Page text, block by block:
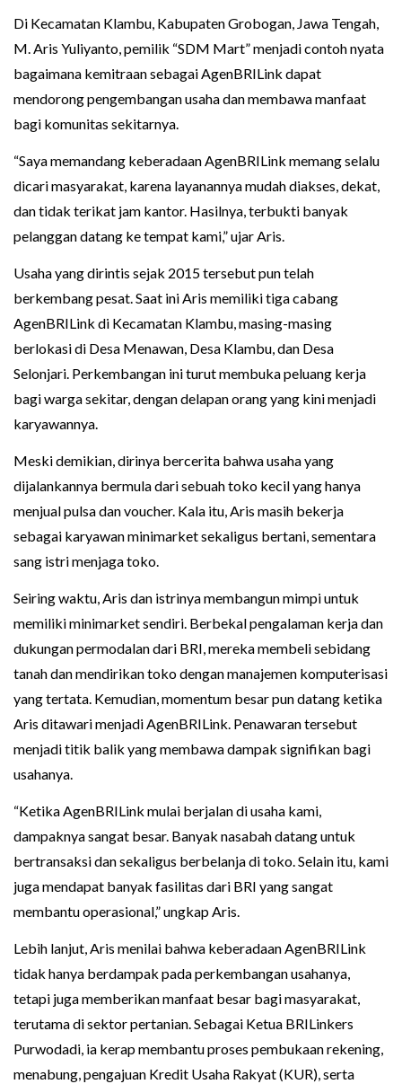
Di Kecamatan Klambu, Kabupaten Grobogan, Jawa Tengah,
M. Aris Yuliyanto, pemilik “SDM Mart” menjadi contoh nyata
bagaimana kemitraan sebagai AgenBRILink dapat
mendorong pengembangan usaha dan membawa manfaat
bagi komunitas sekitarnya.
“Saya memandang keberadaan AgenBRILink memang selalu
dicari masyarakat, karena layanannya mudah diakses, dekat,
dan tidak terikat jam kantor. Hasilnya, terbukti banyak
pelanggan datang ke tempat kami,” ujar Aris.
Usaha yang dirintis sejak 2015 tersebut pun telah
berkembang pesat. Saat ini Aris memiliki tiga cabang
AgenBRILink di Kecamatan Klambu, masing-masing
berlokasi di Desa Menawan, Desa Klambu, dan Desa
Selonjari. Perkembangan ini turut membuka peluang kerja
bagi warga sekitar, dengan delapan orang yang kini menjadi
karyawannya.
Meski demikian, dirinya bercerita bahwa usaha yang
dijalankannya bermula dari sebuah toko kecil yang hanya
menjual pulsa dan voucher. Kala itu, Aris masih bekerja
sebagai karyawan minimarket sekaligus bertani, sementara
sang istri menjaga toko.
Seiring waktu, Aris dan istrinya membangun mimpi untuk
memiliki minimarket sendiri. Berbekal pengalaman kerja dan
dukungan permodalan dari BRI, mereka membeli sebidang
tanah dan mendirikan toko dengan manajemen komputerisasi
yang tertata. Kemudian, momentum besar pun datang ketika
Aris ditawari menjadi AgenBRILink. Penawaran tersebut
menjadi titik balik yang membawa dampak signifikan bagi
usahanya.
“Ketika AgenBRILink mulai berjalan di usaha kami,
dampaknya sangat besar. Banyak nasabah datang untuk
bertransaksi dan sekaligus berbelanja di toko. Selain itu, kami
juga mendapat banyak fasilitas dari BRI yang sangat
membantu operasional,” ungkap Aris.
Lebih lanjut, Aris menilai bahwa keberadaan AgenBRILink
tidak hanya berdampak pada perkembangan usahanya,
tetapi juga memberikan manfaat besar bagi masyarakat,
terutama di sektor pertanian. Sebagai Ketua BRILinkers
Purwodadi, ia kerap membantu proses pembukaan rekening,
menabung, pengajuan Kredit Usaha Rakyat (KUR), serta